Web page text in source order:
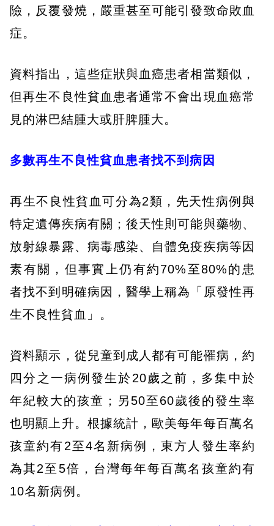
險，反覆發燒，嚴重甚至可能引發致命敗血
症。
資料指出，這些症狀與血癌患者相當類似，
但再生不良性貧血患者通常不會出現血癌常
見的淋巴結腫大或肝脾腫大。
多數再生不良性貧血患者找不到病因
再生不良性貧血可分為2類，先天性病例與
特定遺傳疾病有關；後天性則可能與藥物、
放射線暴露、病毒感染、自體免疫疾病等因
素有關，但事實上仍有約70%至80%的患
者找不到明確病因，醫學上稱為「原發性再
生不良性貧血」。
資料顯示，從兒童到成人都有可能罹病，約
四分之一病例發生於20歲之前，多集中於
年紀較大的孩童；另50至60歲後的發生率
也明顯上升。根據統計，歐美每年每百萬名
孩童約有2至4名新病例，東方人發生率約
為其2至5倍，台灣每年每百萬名孩童約有
10名新病例。